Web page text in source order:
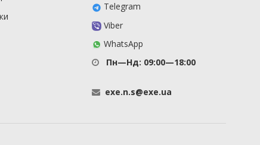
Telegram
Viber
WhatsApp
Пн—Нд: 09:00—18:00
exe.n.s@exe.ua